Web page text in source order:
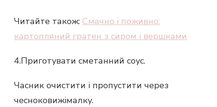
Читайте також: Смачно і поживно:
картопляний гратен з сиром і вершками
4.Приготувати сметанний соус.
Часник очистити і пропустити через
чесноковижімалку.